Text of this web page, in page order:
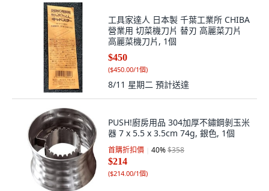
工具家達人 日本製 千葉工業所 CHIBA
營業用 切菜機刀片 替刃 高麗菜刀片
高麗菜機刀片, 1個
$450
($450.00/1個)
8/11 星期二 預計送達
PUSH!廚房用品 304加厚不鏽鋼剝玉米
器 7 x 5.5 x 3.5cm 74g, 銀色, 1個
首購折扣價 40%$358
$214
($214.00/1個)